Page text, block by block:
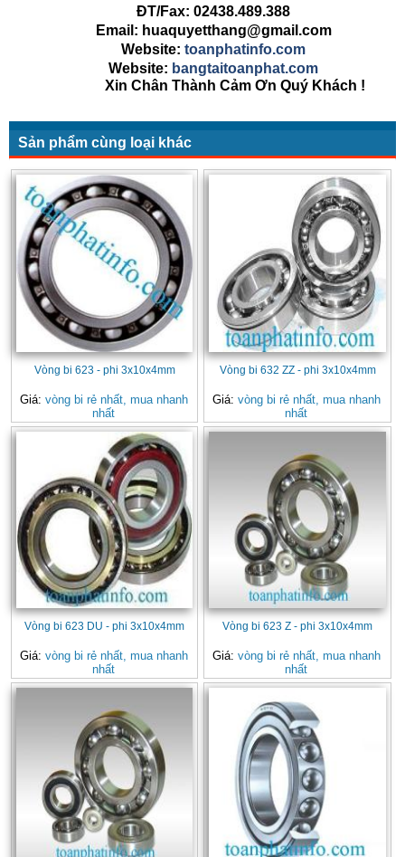
ĐT/Fax: 02438.489.388
Email: huaquyetthang@gmail.com
Website: toanphatinfo.com
Website: bangtaitoanphat.com
Xin Chân Thành Cảm Ơn Quý Khách !
Sản phẩm cùng loại khác
Vòng bi 623 - phi 3x10x4mm
Giá: vòng bi rẻ nhất, mua nhanh
nhất
Vòng bi 632 ZZ - phi 3x10x4mm
Giá: vòng bi rẻ nhất, mua nhanh
nhất
Vòng bi 623 DU - phi 3x10x4mm
Giá: vòng bi rẻ nhất, mua nhanh
nhất
Vòng bi 623 Z - phi 3x10x4mm
Giá: vòng bi rẻ nhất, mua nhanh
nhất